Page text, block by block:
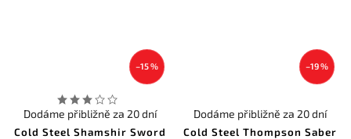
–15 %
Cold Steel Shamshir Sword
Dodáme přibližně za 20 dní
–19 %
Cold Steel Thompson Saber
Dodáme přibližně za 20 dní